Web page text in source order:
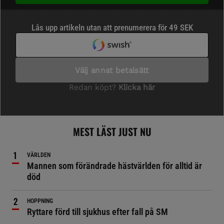
MEST LÄST JUST NU
VÄRLDEN
Mannen som förändrade hästvärlden för alltid är
död
HOPPNING
Ryttare förd till sjukhus efter fall på SM